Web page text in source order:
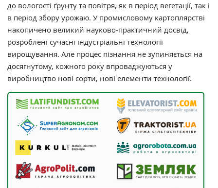
до вологості ґрунту та повітря, як в період вегетації, так і
в період збору урожаю. У промисловому картоплярстві
накопичено великий науково-практичний досвід,
розроблені сучасні індустріальні технології
вирощування. Але процес пізнання не зупиняється на
досягнутому, кожного року впроваджуються у
виробництво нові сорти, нові елементи технології.